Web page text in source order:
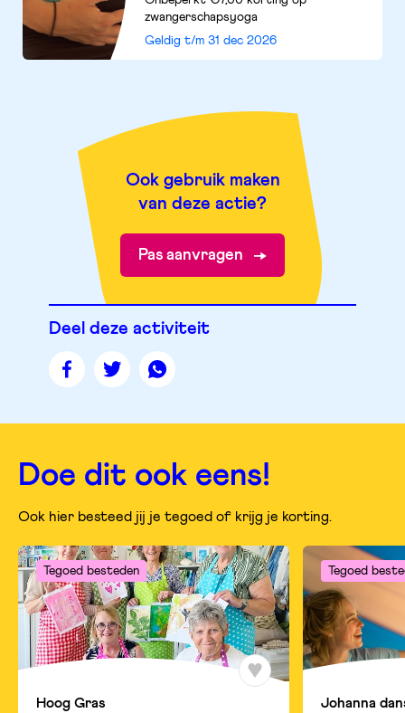
zwangerschapsyoga
Geldig t/m 31 dec 2026
Ook gebruik maken
van deze actie?
Pas aanvragen
Deel deze activiteit
Deel
pagina
facebook
Deel
pagina
twitter
Deel
pagina
whatsapp
Doe dit ook eens!
Ook hier besteed jij je tegoed of krijg je korting.
Tegoed besteden
Hoog Gras
Tegoed
Johanna